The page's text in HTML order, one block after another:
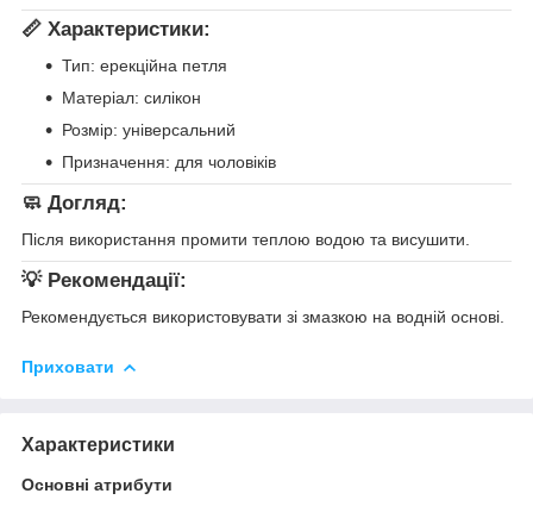
📏 Характеристики:
Тип: ерекційна петля
Матеріал: силікон
Розмір: універсальний
Призначення: для чоловіків
🧼 Догляд:
Після використання промити теплою водою та висушити.
💡 Рекомендації:
Рекомендується використовувати зі змазкою на водній основі.
Приховати
Характеристики
Основні атрибути